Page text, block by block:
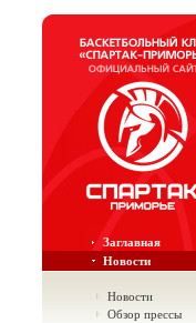
Заглавная
Новости
Новости
Обзор прессы